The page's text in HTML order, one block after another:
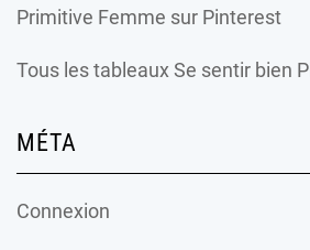
Primitive Femme sur Pinterest
Tous les tableaux Se sentir bien
MÉTA
Connexion